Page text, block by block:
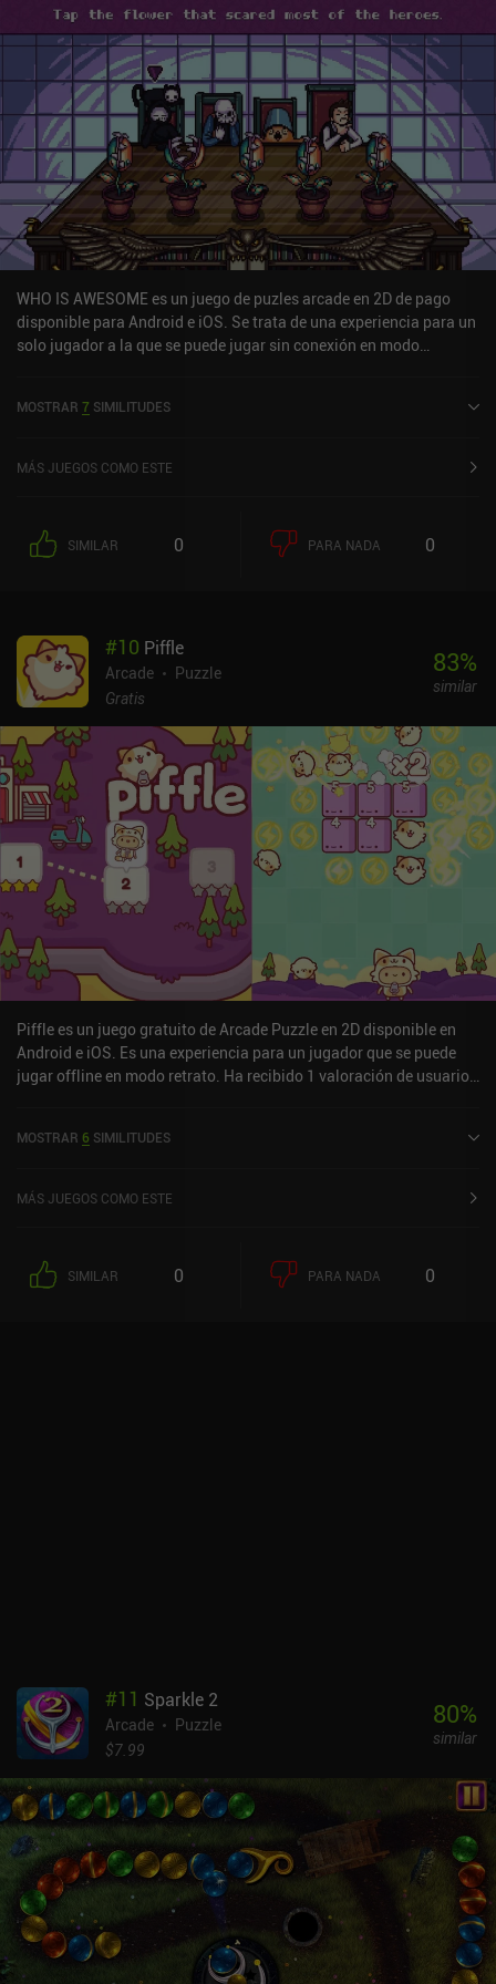
WHO IS AWESOME es un juego de puzles arcade en 2D de pago
disponible para Android e iOS. Se trata de una experiencia para un
solo jugador a la que se puede jugar sin conexión en modo
Play y de 5 sobre 5,0 en la App Store de iOS.
MOSTRAR 7 SIMILITUDES
MÁS JUEGOS COMO ESTE
SIMILAR 0 PARA NADA 0
#10 Piffle
Arcade
Puzzle
Gratis
83%
similar
Piffle es un juego gratuito de Arcade Puzzle en 2D disponible en
Android e iOS. Es una experiencia para un jugador que se puede
jugar offline en modo retrato. Ha recibido 1 valoración de usuario
sobre 5,0 en la App Store de iOS.
MOSTRAR 6 SIMILITUDES
MÁS JUEGOS COMO ESTE
SIMILAR 0 PARA NADA 0
#11 Sparkle 2
Arcade
Puzzle
$7.99
80%
similar